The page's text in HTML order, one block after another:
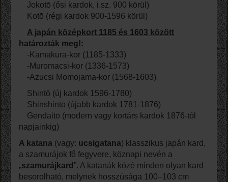
Jokotō (ősi kardok, i.sz. 900 körül)
Kotō (régi kardok 900-1596 körül)
A japán középkort 1185 és 1603 között
határozták meg!:
-Kamakura-kor (1185-1333)
-Muromacsi-kor (1336-1573)
-Azucsi Momojama-kor (1568-1603)
Shintō (új kardok 1596-1780)
Shinshintō (újabb kardok 1781-1876)
Gendaitō (modern vagy kortárs kardok 1876-tól
napjainkig)
A katana (vagy: ucsigatana) klasszikus japán kard,
a szamurájok fő fegyvere, köznapi nevén a
„szamurájkard ”. A katanák közé minden olyan kard
besorolható, melynek hosszúsága 100–103 cm